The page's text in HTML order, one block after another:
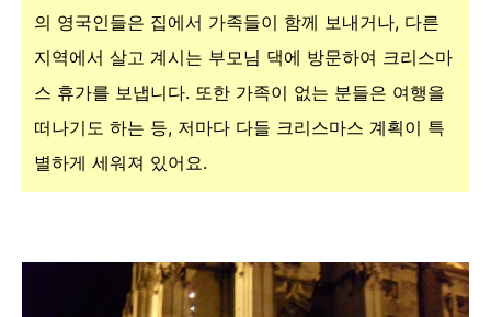
의 영국인들은 집에서 가족들이 함께 보내거나, 다른
지역에서 살고 계시는 부모님 댁에 방문하여 크리스마
스 휴가를 보냅니다. 또한 가족이 없는 분들은 여행을
떠나기도 하는 등, 저마다 다들 크리스마스 계획이 특
별하게 세워져 있어요.